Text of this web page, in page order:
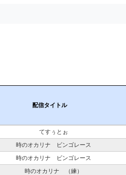
配信タイトル
てすぅとぉ
時のオカリナ ビンゴレース
時のオカリナ ビンゴレース
時のオカリナ （練）